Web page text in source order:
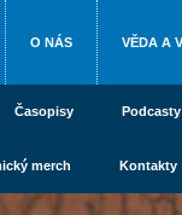
O NÁS VĚDA A
Časopisy Podcasty
merch Kontakty